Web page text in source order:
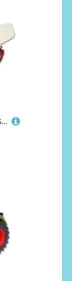
Kibri 14031 - H0 Magirus mit Gesteinsmulde